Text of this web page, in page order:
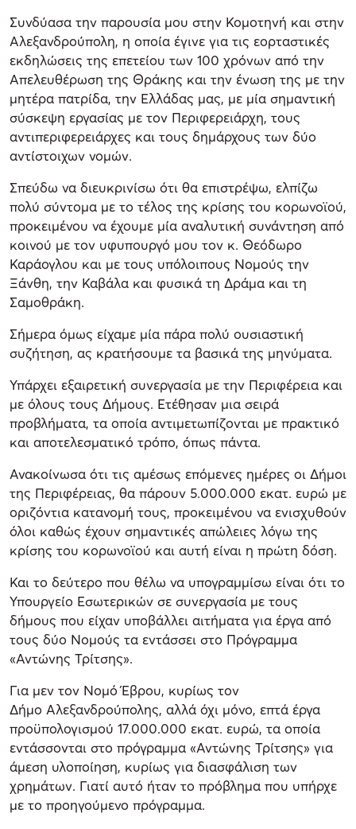
Συνδύασα την παρουσία μου στην Κομοτηνή και στην
Αλεξανδρούπολη, η οποία έγινε για τις εορταστικές
εκδηλώσεις της επετείου των 100 χρόνων από την
Απελευθέρωση της Θράκης και την ένωση της με την
μητέρα πατρίδα, την Ελλάδας μας, με μία σημαντική
σύσκεψη εργασίας με τον Περιφερειάρχη, τους
αντιπεριφερειάρχες και τους δημάρχους των δύο
αντίστοιχων νομών.
Σπεύδω να διευκρινίσω ότι θα επιστρέψω, ελπίζω
πολύ σύντομα με το τέλος της κρίσης του κορωνοϊού,
προκειμένου να έχουμε μία αναλυτική συνάντηση από
κοινού με τον υφυπουργό μου τον κ. Θεόδωρο
Καράογλου και με τους υπόλοιπους Νομούς την
Ξάνθη, την Καβάλα και φυσικά τη Δράμα και τη
Σαμοθράκη.
Σήμερα όμως είχαμε μία πάρα πολύ ουσιαστική
συζήτηση, ας κρατήσουμε τα βασικά της μηνύματα.
Υπάρχει εξαιρετική συνεργασία με την Περιφέρεια και
με όλους τους Δήμους. Ετέθησαν μια σειρά
προβλήματα, τα οποία αντιμετωπίζονται με πρακτικό
και αποτελεσματικό τρόπο, όπως πάντα.
Ανακοίνωσα ότι τις αμέσως επόμενες ημέρες οι Δήμοι
της Περιφέρειας, θα πάρουν 5.000.000 εκατ. ευρώ με
οριζόντια κατανομή τους, προκειμένου να ενισχυθούν
όλοι καθώς έχουν σημαντικές απώλειες λόγω της
κρίσης του κορωνοϊού και αυτή είναι η πρώτη δόση.
Και το δεύτερο που θέλω να υπογραμμίσω είναι ότι το
Υπουργείο Εσωτερικών σε συνεργασία με τους
δήμους που είχαν υποβάλλει αιτήματα για έργα από
τους δύο Νομούς τα εντάσσει στο Πρόγραμμα
«Αντώνης Τρίτσης».
Για μεν τον Νομό Έβρου, κυρίως τον
Δήμο Αλεξανδρούπολης, αλλά όχι μόνο, επτά έργα
προϋπολογισμού 17.000.000 εκατ. ευρώ, τα οποία
εντάσσονται στο πρόγραμμα «Αντώνης Τρίτσης» για
άμεση υλοποίηση, κυρίως για διασφάλιση των
χρημάτων. Γιατί αυτό ήταν το πρόβλημα που υπήρχε
με το προηγούμενο πρόγραμμα.